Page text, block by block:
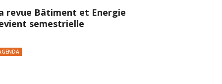
revue Bâtiment et Energie
semestrielle